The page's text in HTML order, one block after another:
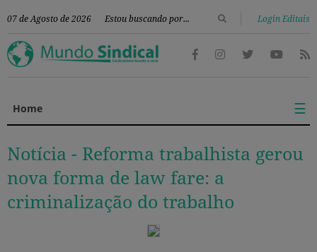
07 de Agosto de 2026 Login Editais
Home ☰
Notícia - Reforma trabalhista gerou
nova forma de law fare: a
criminalização do trabalho